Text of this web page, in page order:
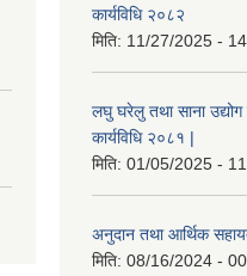
कार्यविधि २०८२
मिति: 11/27/2025 -
लघु घरेलु तथा साना उद्योग
कार्यविधि २०८१ |
मिति: 01/05/2025 -
अनुदान तथा आर्थिक
मिति: 08/16/2024 -